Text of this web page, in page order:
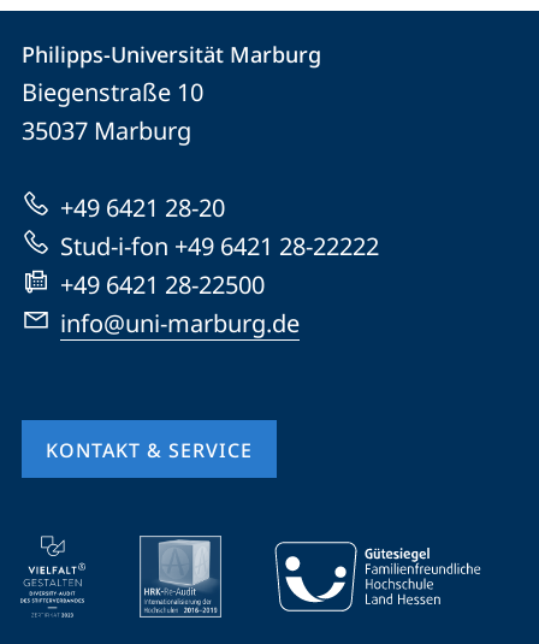
Kontakt
und
Informationen
zur
Website
Kontaktinformationen
Philipps-
Universität
Marburg
Philipps-Universität Marburg
Biegenstraße 10
35037 Marburg
+49 6421 28-20
Stud-i-fon +49 6421 28-22222
+49 6421 28-22500
info@uni-marburg.de
KONTAKT & SERVICE
Mobile-
Service-
Navigation